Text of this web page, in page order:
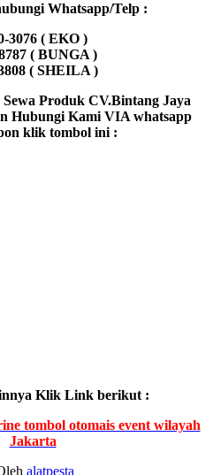
Whatsapp/Telp :
3076 ( EKO )
( BUNGA )
( SHEILA )
Produk CV.Bintang Jaya
Hubungi Kami VIA whatsapp
klik tombol ini :
Klik Link berikut :
tombol otomais event wilayah
Jakarta
alatpesta